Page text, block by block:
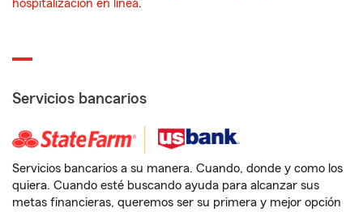
hospitalización en línea.
Servicios bancarios
Servicios bancarios a su manera. Cuando, donde y como los
quiera. Cuando esté buscando ayuda para alcanzar sus
metas financieras, queremos ser su primera y mejor opción